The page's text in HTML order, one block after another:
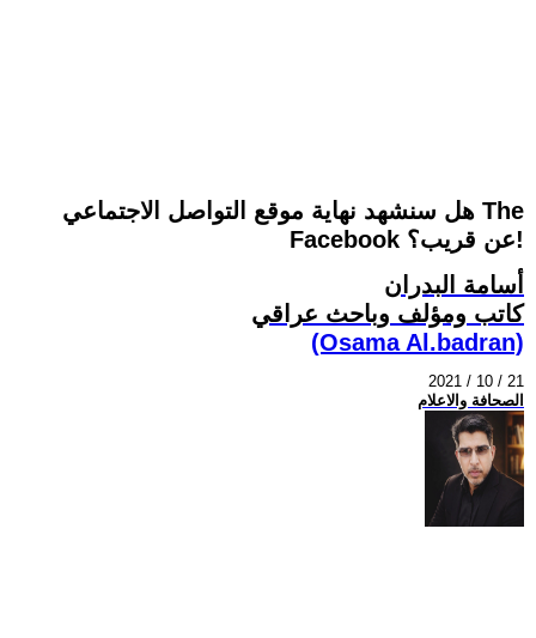
هل سنشهد نهاية موقع التواصل الاجتماعي The
Facebook عن قريب؟!
أسامة البدران
كاتب ومؤلف وباحث عراقي
(Osama Al.badran)
2021 / 10 / 21
الصحافة والاعلام